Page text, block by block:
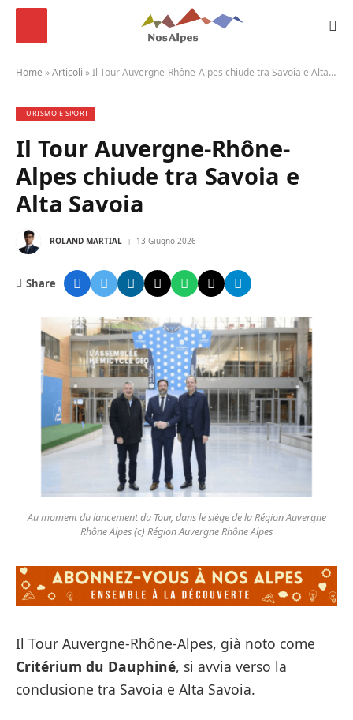
Home »Articoli »Il Tour Auvergne-Rhône-Alpes chiude tra Savoia e Alta Savoia
TURISMO E SPORT
Il Tour Auvergne-Rhône-
Alpes chiude tra Savoia e
Alta Savoia
ROLAND MARTIAL 13 Giugno 2026
Share
Au moment du lancement du Tour, dans le siège de la Région Auvergne
Rhône Alpes (c) Région Auvergne Rhône Alpes
Il Tour Auvergne-Rhône-Alpes, già noto come
Critérium du Dauphiné, si avvia verso la
conclusione tra Savoia e Alta Savoia.